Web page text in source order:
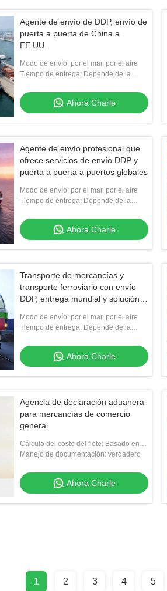
Agente de envío de DDP, envío de
puerta a puerta de China a
EE.UU.
Modo de envío: por el mar, por el aire
Tiempo de entrega: Depende de la
Ahora Charle
Agente de envío profesional que
ofrece servicios de envío DDP y
puerta a puerta a puertos globales
Modo de envío: por el mar, por el aire
Tiempo de entrega: Depende de la
Ahora Charle
Transporte de mercancías y
transporte ferroviario con envío
DDP, entrega mundial y solución
Modo de envío: por el mar, por el aire
Tiempo de entrega: Depende de la
Ahora Charle
Agencia de declaración aduanera
para mercancías de comercio
general
Cálculo del costo del flete: Basado en
peso, volumen y distancia
Manejo de documentación: verdadero
Ahora Charle
1 2 3 4 5